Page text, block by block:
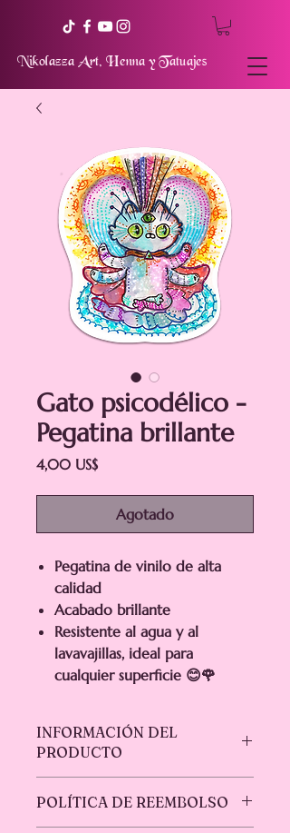
Nikolazza Art, Henna y Tatuajes
Gato psicodélico -
Pegatina brillante
4,00 US$Precio
Agotado
Pegatina de vinilo de alta
calidad
Acabado brillante
Resistente al agua y al
lavavajillas, ideal para
cualquier superficie 😊🌹
INFORMACIÓN DEL
PRODUCTO
vinilo de alta calidad, impermeable,
apto para lavavajillas, ideal para
POLÍTICA DE REEMBOLSO